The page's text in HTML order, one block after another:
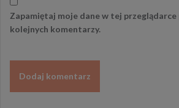
Zapamiętaj moje dane w tej przeglądarce
kolejnych komentarzy.